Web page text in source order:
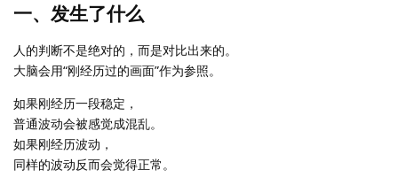
一、发生了什么
人的判断不是绝对的，而是对比出来的。
大脑会用“刚经历过的画面”作为参照。
如果刚经历一段稳定，
普通波动会被感觉成混乱。
如果刚经历波动，
同样的波动反而会觉得正常。